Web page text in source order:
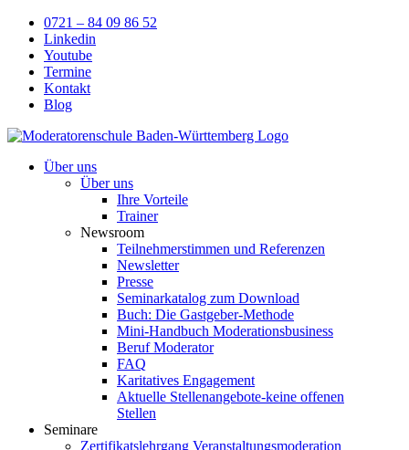
Skip
content
0721 – 84 09 86 52
Linkedin
Youtube
Termine
Kontakt
Blog
Über uns
Über uns
Ihre Vorteile
Trainer
Newsroom
Teilnehmerstimmen und Referenzen
Newsletter
Presse
Seminarkatalog zum Download
Buch: Die Gastgeber-Methode
Mini-Handbuch Moderationsbusiness
Beruf Moderator
FAQ
Karitatives Engagement
Aktuelle Stellenangebote-keine offenen
Stellen
Seminare
Zertifikatslehrgang Veranstaltungsmoderation